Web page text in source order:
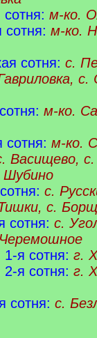
м-ко.
сотня: м-ко.
сотня: с.
с.
м-ко.
сотня: м-ко.
Васищево,
Шубино
с.
с.
сотня: с.
1-я сотня: г.
2-я сотня: г.
сотня: с.